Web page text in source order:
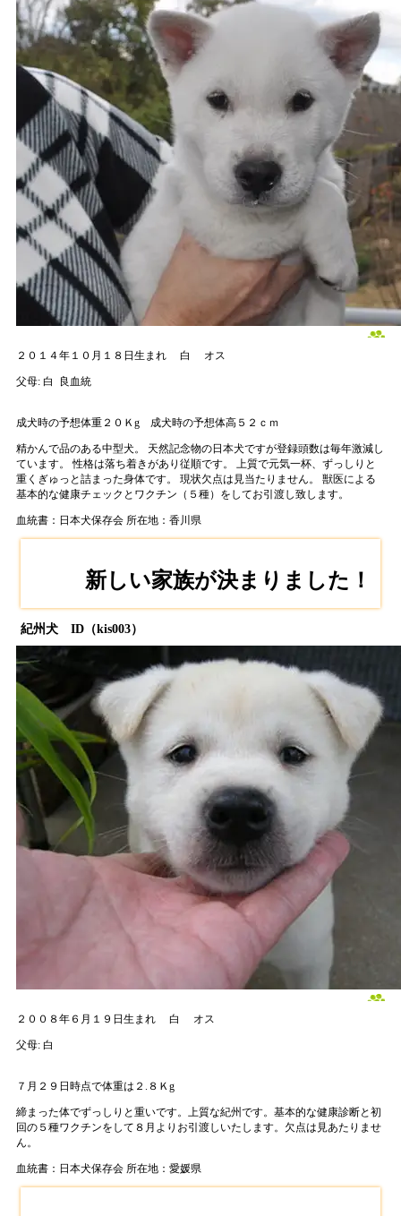
２０１４年１０月１８日生まれ 白 オス
父母: 白 良血統
成犬時の予想体重２０Ｋg 成犬時の予想体高５２ｃｍ
精かんで品のある中型犬。 天然記念物の日本犬ですが登録頭数は毎年激減し
ています。 性格は落ち着きがあり従順です。 上質で元気一杯、ずっしりと
重くぎゅっと詰まった身体です。 現状欠点は見当たりません。 獣医による
基本的な健康チェックとワクチン（５種）をしてお引渡し致します。
血統書：日本犬保存会 所在地：香川県
新しい家族が決まりました！
紀州犬 ID（kis003）
２００８年６月１９日生まれ 白 オス
父母: 白
７月２９日時点で体重は２.８Ｋg
締まった体でずっしりと重いです。上質な紀州です。基本的な健康診断と初
回の５種ワクチンをして８月よりお引渡しいたします。欠点は見あたりませ
ん。
血統書：日本犬保存会 所在地：愛媛県